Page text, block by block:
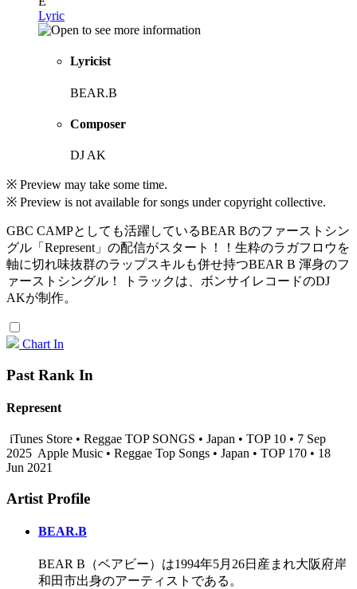
Lyric
Lyricist
BEAR.B
Composer
DJ AK
※ Preview may take some time.
※ Preview is not available for songs under copyright collective.
GBC CAMPとしても活躍しているBEAR Bのファーストシン
グル「Represent」の配信がスタート！！生粋のラガフロウを
軸に切れ味抜群のラップスキルも併せ持つBEAR B 渾身のフ
ァーストシングル！ トラックは、ボンサイレコードのDJ
AKが制作。
Chart In
Past Rank In
Represent
iTunes Store • Reggae TOP SONGS • Japan • TOP 10 • 7 Sep
2025 Apple Music • Reggae Top Songs • Japan • TOP 170 • 18
Jun 2021
Artist Profile
BEAR.B
BEAR B（ベアビー）は1994年5月26日産まれ大阪府岸
和田市出身のアーティストである。